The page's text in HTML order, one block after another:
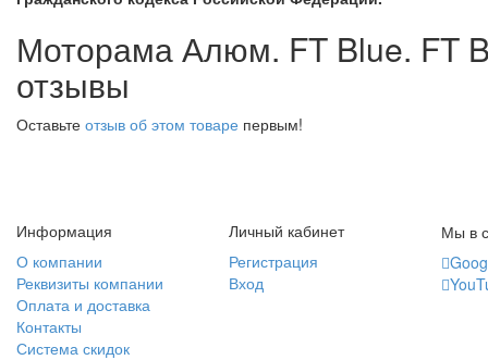
Моторама Алюм. FT Blue. FT
отзывы
Оставьте отзыв об этом товаре первым!
Информация
О компании
Реквизиты компании
Оплата и доставка
Контакты
Система скидок
Личный кабинет
Регистрация
Вход
Мы в